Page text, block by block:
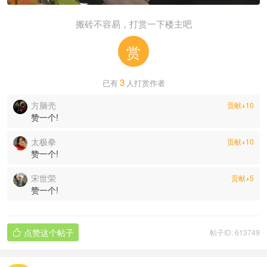
搬砖不容易，打赏一下楼主吧
赏
已有3 人打赏作者
贡献+10
方脑壳
赞一个!
贡献+10
太极拳
赞一个!
贡献+5
宋世荣
赞一个!
帖子ID: 613749
 点赞这个帖子